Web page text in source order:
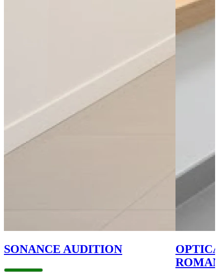
SONANCE AUDITION